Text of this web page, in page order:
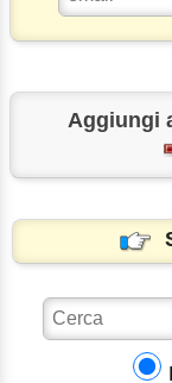
Aggiungi